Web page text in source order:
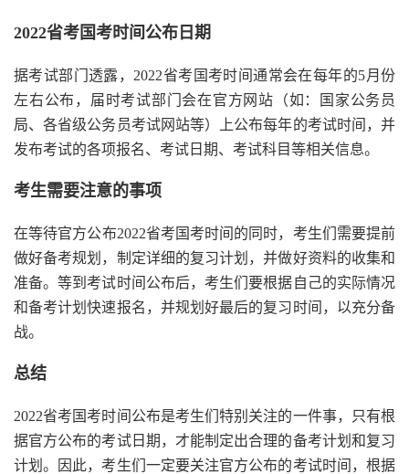
2022省考国考时间公布日期
据考试部门透露，2022省考国考时间通常会在每年的5月份
左右公布，届时考试部门会在官方网站（如：国家公务员
局、各省级公务员考试网站等）上公布每年的考试时间，并
发布考试的各项报名、考试日期、考试科目等相关信息。
考生需要注意的事项
在等待官方公布2022省考国考时间的同时，考生们需要提前
做好备考规划，制定详细的复习计划，并做好资料的收集和
准备。等到考试时间公布后，考生们要根据自己的实际情况
和备考计划快速报名，并规划好最后的复习时间，以充分备
战。
总结
2022省考国考时间公布是考生们特别关注的一件事，只有根
据官方公布的考试日期，才能制定出合理的备考计划和复习
计划。因此，考生们一定要关注官方公布的考试时间，根据